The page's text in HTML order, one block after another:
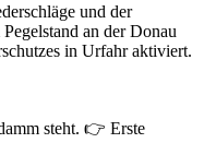
und der
an der Donau
in Urfahr aktiviert.
steht. 👉 Erste